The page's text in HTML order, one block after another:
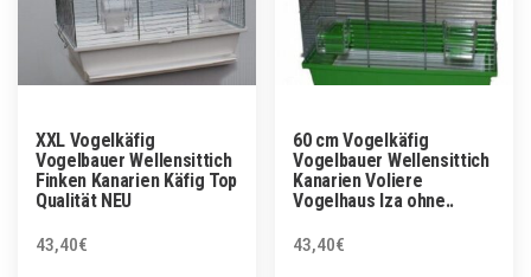
XXL Vogelkäfig
Vogelbauer Wellensittich
Finken Kanarien Käfig Top
Qualität NEU
43,40€
60 cm Vogelkäfig
Vogelbauer Wellensittich
Kanarien Voliere
Vogelhaus Iza ohne..
43,40€